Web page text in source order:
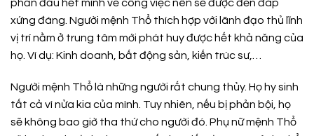
phấn đấu hết mình về công việc nên sẽ được đền đáp
xứng đáng. Người mệnh Thổ thích hợp với lãnh đạo thủ lĩnh
vị trí nằm ở trung tâm mới phát huy được hết khả năng của
họ. Ví dụ: Kinh doanh, bất động sản, kiến trúc sư,…
Người mệnh Thổ là những người rất chung thủy. Họ hy sinh
tất cả vì nửa kia của mình. Tuy nhiên, nếu bị phản bội, họ
sẽ không bao giờ tha thứ cho người đó. Phụ nữ mệnh Thổ